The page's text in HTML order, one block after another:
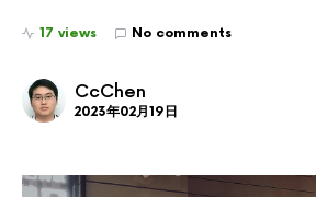
17 views No comments
CcChen
2023年02月19日